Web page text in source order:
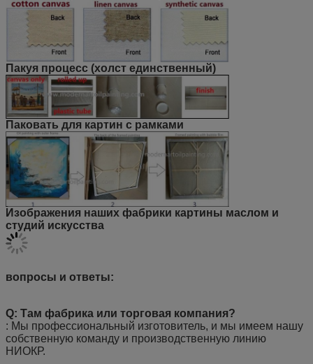
Пакуя процесс (холст единственный)
Паковать для картин с рамками
Изображения наших фабрики картины маслом и
студий искусства
вопросы и ответы:
Q: Там фабрика или торговая компания?
: Мы профессиональный изготовитель, и мы имеем нашу
собственную команду и производственную линию
НИОКР.